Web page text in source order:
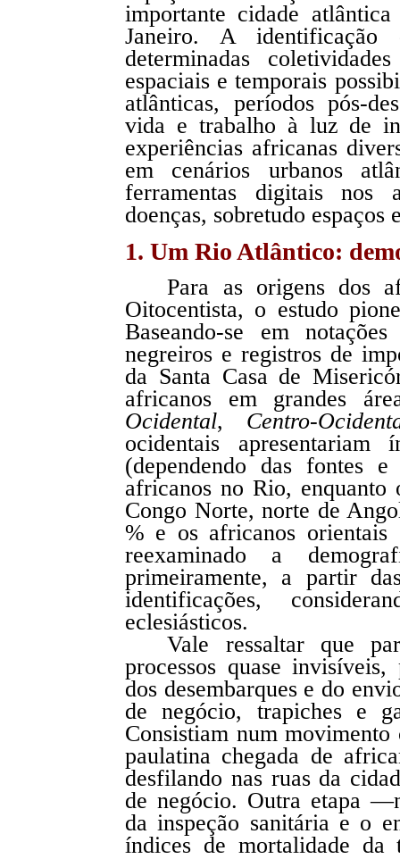
importante cidade
Janeiro. A identificação
determinadas
espaciais e temporais
atlânticas, períodos pós-
vida e trabalho à luz de
experiências africanas
em cenários urbanos
ferramentas digitais nos
doenças, sobretudo espaços
1. Um Rio Atlântico:
Para as origens dos
Oitocentista, o estudo
Baseando-se em
negreiros e registros de
da Santa Casa de
africanos em grandes
Ocidental, Centro-
ocidentais
(dependendo das fontes
africanos no Rio,
Congo Norte, norte de
% e os africanos orientais
reexaminado a
primeiramente, a partir
identificações,
eclesiásticos.
Vale ressaltar que
processos quase
dos desembarques e do
de negócio, trapiches e
Consistiam num
paulatina chegada de
desfilando nas ruas da
de negócio. Outra etapa
da inspeção sanitária e o
índices de mortalidade da